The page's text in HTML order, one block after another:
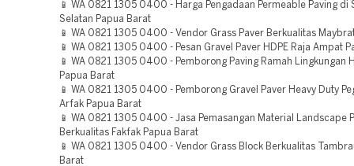
📱 WA 0821 1305 0400 - Harga Pengadaan Permeable Paving di
Selatan Papua Barat
📱 WA 0821 1305 0400 - Vendor Grass Paver Berkualitas
📱 WA 0821 1305 0400 - Pesan Gravel Paver HDPE Raja Ampat
📱 WA 0821 1305 0400 - Pemborong Paving Ramah Lingkungan
Papua Barat
📱 WA 0821 1305 0400 - Pemborong Gravel Paver Heavy Duty
Arfak Papua Barat
📱 WA 0821 1305 0400 - Jasa Pemasangan Material Landscape
Berkualitas Fakfak Papua Barat
📱 WA 0821 1305 0400 - Vendor Grass Block Berkualitas
Barat